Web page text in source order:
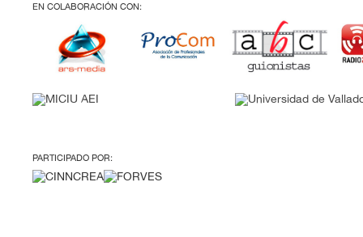
EN COLABORACIÓN CON:
PARTICIPADO POR: